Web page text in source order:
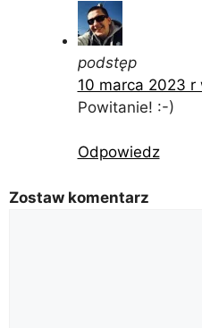
podstęp
10 marca 2023 r
Powitanie! :-)
Odpowiedz
Zostaw komentarz